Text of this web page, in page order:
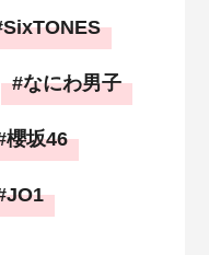
SixTONES
なにわ男子
櫻坂46
JO1